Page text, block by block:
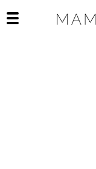
Open het mobiele